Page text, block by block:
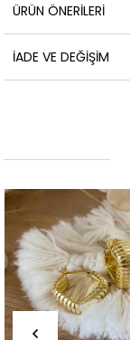
ÜRÜN ÖNERILERI
İADE VE DEĞIŞIM